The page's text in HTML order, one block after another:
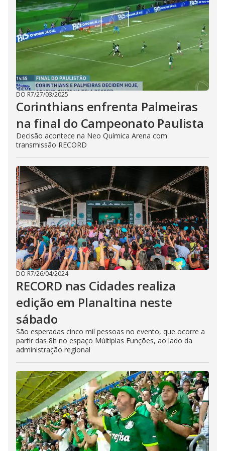
DO R7/27/03/2025
Corinthians enfrenta Palmeiras
na final do Campeonato Paulista
Decisão acontece na Neo Química Arena com
transmissão RECORD
DO R7/26/04/2024
RECORD nas Cidades realiza
edição em Planaltina neste
sábado
São esperadas cinco mil pessoas no evento, que ocorre a
partir das 8h no espaço Múltiplas Funções, ao lado da
administração regional